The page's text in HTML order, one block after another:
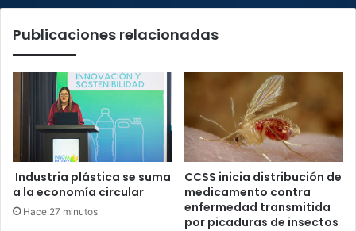
Publicaciones relacionadas
Industria plástica se suma
a la economía circular
Hace 27 minutos
CCSS inicia distribución de
medicamento contra
enfermedad transmitida
por picaduras de insectos